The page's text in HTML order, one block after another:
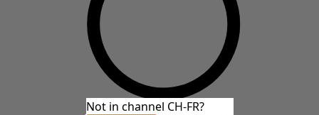
Not in channel CH-FR?